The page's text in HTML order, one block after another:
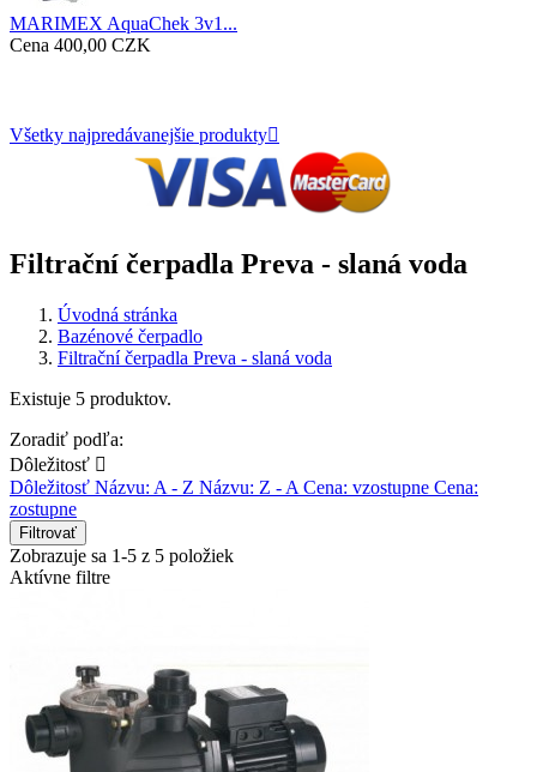
MARIMEX AquaChek 3v1...
Cena 400,00 CZK
Všetky najpredávanejšie produkty
Filtrační čerpadla Preva - slaná voda
Úvodná stránka
Bazénové čerpadlo
Filtrační čerpadla Preva - slaná voda
Existuje 5 produktov.
Zoradiť podľa:
Dôležitosť 
Dôležitosť Názvu: A - Z Názvu: Z - A Cena: vzostupne Cena:
zostupne
Filtrovať
Zobrazuje sa 1-5 z 5 položiek
Aktívne filtre